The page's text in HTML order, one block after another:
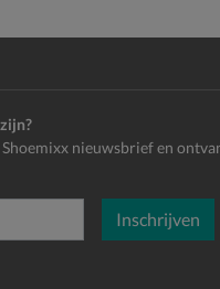
nieuwsbrief en
Inschrijven